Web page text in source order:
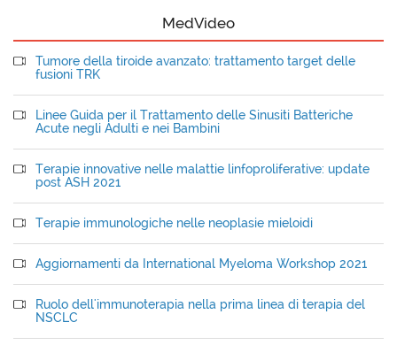
MedVideo
Tumore della tiroide avanzato: trattamento target delle
fusioni TRK
Linee Guida per il Trattamento delle Sinusiti Batteriche
Acute negli Adulti e nei Bambini
Terapie innovative nelle malattie linfoproliferative: update
post ASH 2021
Terapie immunologiche nelle neoplasie mieloidi
Aggiornamenti da International Myeloma Workshop 2021
Ruolo dell'immunoterapia nella prima linea di terapia del
NSCLC